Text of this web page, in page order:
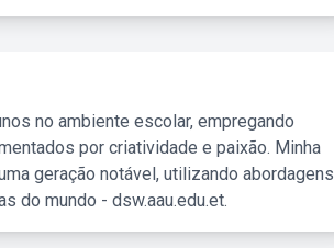
no ambiente escolar, empregando
por criatividade e paixão. Minha
geração notável, utilizando abordagens
do mundo - dsw.aau.edu.et.